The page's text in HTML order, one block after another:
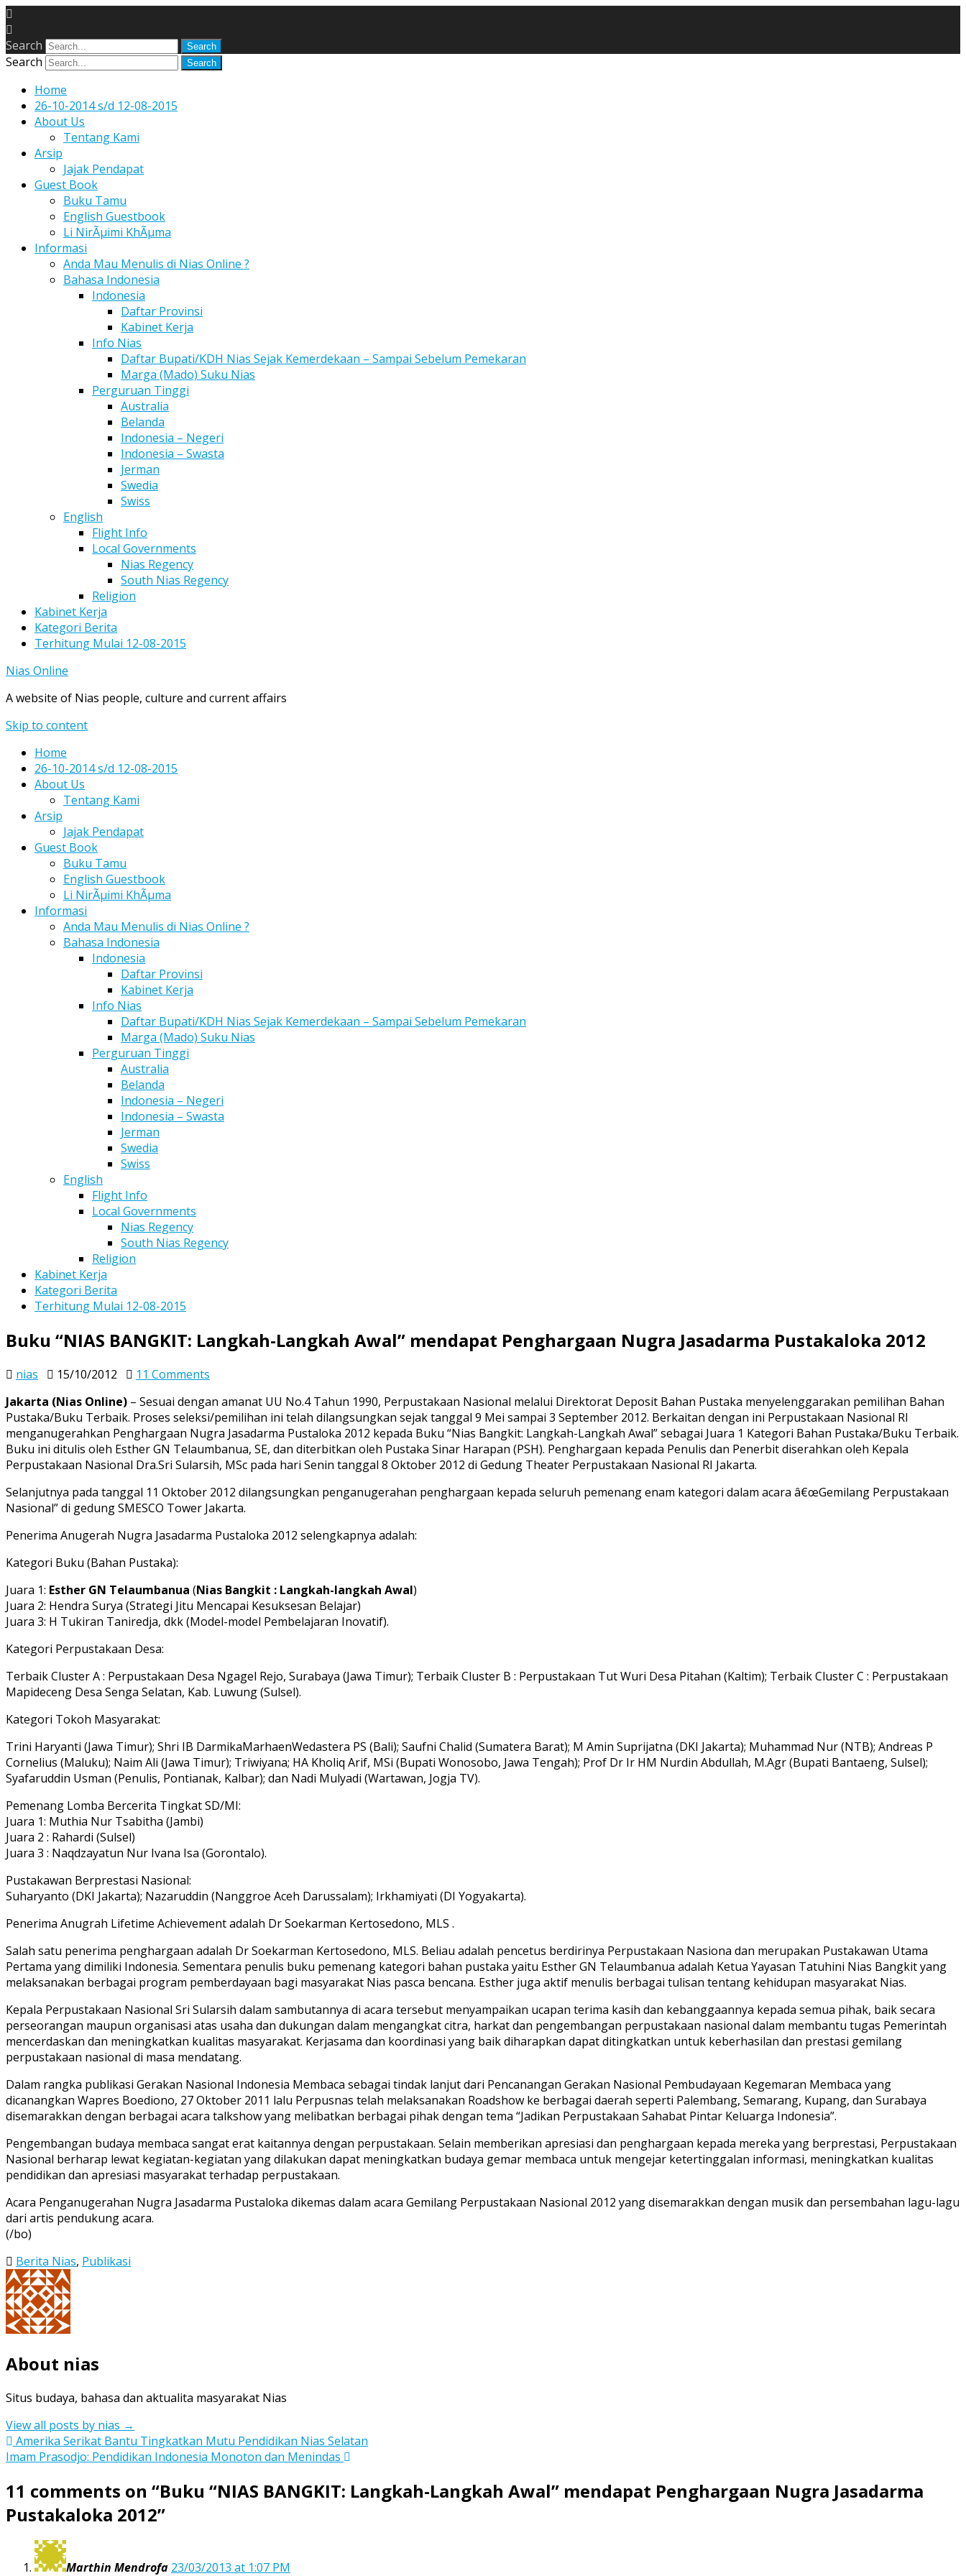
Search
Search
Home
26-10-2014 s/d 12-08-2015
About Us
Tentang Kami
Arsip
Jajak Pendapat
Guest Book
Buku Tamu
English Guestbook
Li NirÃµimi KhÃµma
Informasi
Anda Mau Menulis di Nias Online ?
Bahasa Indonesia
Indonesia
Daftar Provinsi
Kabinet Kerja
Info Nias
Daftar Bupati/KDH Nias Sejak Kemerdekaan – Sampai Sebelum Pemekaran
Marga (Mado) Suku Nias
Perguruan Tinggi
Australia
Belanda
Indonesia – Negeri
Indonesia – Swasta
Jerman
Swedia
Swiss
English
Flight Info
Local Governments
Nias Regency
South Nias Regency
Religion
Kabinet Kerja
Kategori Berita
Terhitung Mulai 12-08-2015
Nias Online
A website of Nias people, culture and current affairs
Skip to content
Home
26-10-2014 s/d 12-08-2015
About Us
Tentang Kami
Arsip
Jajak Pendapat
Guest Book
Buku Tamu
English Guestbook
Li NirÃµimi KhÃµma
Informasi
Anda Mau Menulis di Nias Online ?
Bahasa Indonesia
Indonesia
Daftar Provinsi
Kabinet Kerja
Info Nias
Daftar Bupati/KDH Nias Sejak Kemerdekaan – Sampai Sebelum Pemekaran
Marga (Mado) Suku Nias
Perguruan Tinggi
Australia
Belanda
Indonesia – Negeri
Indonesia – Swasta
Jerman
Swedia
Swiss
English
Flight Info
Local Governments
Nias Regency
South Nias Regency
Religion
Kabinet Kerja
Kategori Berita
Terhitung Mulai 12-08-2015
Buku “NIAS BANGKIT: Langkah-Langkah Awal” mendapat Penghargaan Nugra Jasadarma Pustakaloka 2012
nias 15/10/2012 11 Comments
“NIAS
BANGKIT:
Langkah-
Langkah
Awal”
mendapat
Penghargaan
Nugra
Jasadarma
Jakarta (Nias Online) – Sesuai dengan amanat UU No.4 Tahun 1990, Perpustakaan Nasional melalui Direktorat Deposit Bahan Pustaka menyelenggarakan pemilihan Bahan
Pustaka/Buku Terbaik. Proses seleksi/pemilihan ini telah dilangsungkan sejak tanggal 9 Mei sampai 3 September 2012. Berkaitan dengan ini Perpustakaan Nasional RI
menganugerahkan Penghargaan Nugra Jasadarma Pustaloka 2012 kepada Buku “Nias Bangkit: Langkah-Langkah Awal” sebagai Juara 1 Kategori Bahan Pustaka/Buku Terbaik.
Buku ini ditulis oleh Esther GN Telaumbanua, SE, dan diterbitkan oleh Pustaka Sinar Harapan (PSH). Penghargaan kepada Penulis dan Penerbit diserahkan oleh Kepala
Perpustakaan Nasional Dra.Sri Sularsih, MSc pada hari Senin tanggal 8 Oktober 2012 di Gedung Theater Perpustakaan Nasional RI Jakarta.
Selanjutnya pada tanggal 11 Oktober 2012 dilangsungkan penganugerahan penghargaan kepada seluruh pemenang enam kategori dalam acara â€œGemilang Perpustakaan
Nasional” di gedung SMESCO Tower Jakarta.
Penerima Anugerah Nugra Jasadarma Pustaloka 2012 selengkapnya adalah:
Kategori Buku (Bahan Pustaka):
Juara 1: Esther GN Telaumbanua (Nias Bangkit : Langkah-langkah Awal)
Juara 2: Hendra Surya (Strategi Jitu Mencapai Kesuksesan Belajar)
Juara 3: H Tukiran Taniredja, dkk (Model-model Pembelajaran Inovatif).
Kategori Perpustakaan Desa:
Terbaik Cluster A : Perpustakaan Desa Ngagel Rejo, Surabaya (Jawa Timur); Terbaik Cluster B : Perpustakaan Tut Wuri Desa Pitahan (Kaltim); Terbaik Cluster C : Perpustakaan
Mapideceng Desa Senga Selatan, Kab. Luwung (Sulsel).
Kategori Tokoh Masyarakat:
Trini Haryanti (Jawa Timur); Shri IB DarmikaMarhaenWedastera PS (Bali); Saufni Chalid (Sumatera Barat); M Amin Suprijatna (DKI Jakarta); Muhammad Nur (NTB); Andreas P
Cornelius (Maluku); Naim Ali (Jawa Timur); Triwiyana; HA Kholiq Arif, MSi (Bupati Wonosobo, Jawa Tengah); Prof Dr Ir HM Nurdin Abdullah, M.Agr (Bupati Bantaeng, Sulsel);
Syafaruddin Usman (Penulis, Pontianak, Kalbar); dan Nadi Mulyadi (Wartawan, Jogja TV).
Pemenang Lomba Bercerita Tingkat SD/MI:
Juara 1: Muthia Nur Tsabitha (Jambi)
Juara 2 : Rahardi (Sulsel)
Juara 3 : Naqdzayatun Nur Ivana Isa (Gorontalo).
Pustakawan Berprestasi Nasional:
Suharyanto (DKI Jakarta); Nazaruddin (Nanggroe Aceh Darussalam); Irkhamiyati (DI Yogyakarta).
Penerima Anugrah Lifetime Achievement adalah Dr Soekarman Kertosedono, MLS .
Salah satu penerima penghargaan adalah Dr Soekarman Kertosedono, MLS. Beliau adalah pencetus berdirinya Perpustakaan Nasiona dan merupakan Pustakawan Utama
Pertama yang dimiliki Indonesia. Sementara penulis buku pemenang kategori bahan pustaka yaitu Esther GN Telaumbanua adalah Ketua Yayasan Tatuhini Nias Bangkit yang
melaksanakan berbagai program pemberdayaan bagi masyarakat Nias pasca bencana. Esther juga aktif menulis berbagai tulisan tentang kehidupan masyarakat Nias.
Kepala Perpustakaan Nasional Sri Sularsih dalam sambutannya di acara tersebut menyampaikan ucapan terima kasih dan kebanggaannya kepada semua pihak, baik secara
perseorangan maupun organisasi atas usaha dan dukungan dalam mengangkat citra, harkat dan pengembangan perpustakaan nasional dalam membantu tugas Pemerintah
mencerdaskan dan meningkatkan kualitas masyarakat. Kerjasama dan koordinasi yang baik diharapkan dapat ditingkatkan untuk keberhasilan dan prestasi gemilang
perpustakaan nasional di masa mendatang.
Dalam rangka publikasi Gerakan Nasional Indonesia Membaca sebagai tindak lanjut dari Pencanangan Gerakan Nasional Pembudayaan Kegemaran Membaca yang
dicanangkan Wapres Boediono, 27 Oktober 2011 lalu Perpusnas telah melaksanakan Roadshow ke berbagai daerah seperti Palembang, Semarang, Kupang, dan Surabaya
disemarakkan dengan berbagai acara talkshow yang melibatkan berbagai pihak dengan tema “Jadikan Perpustakaan Sahabat Pintar Keluarga Indonesia”.
Pengembangan budaya membaca sangat erat kaitannya dengan perpustakaan. Selain memberikan apresiasi dan penghargaan kepada mereka yang berprestasi, Perpustakaan
Nasional berharap lewat kegiatan-kegiatan yang dilakukan dapat meningkatkan budaya gemar membaca untuk mengejar ketertinggalan informasi, meningkatkan kualitas
pendidikan dan apresiasi masyarakat terhadap perpustakaan.
Acara Penganugerahan Nugra Jasadarma Pustaloka dikemas dalam acara Gemilang Perpustakaan Nasional 2012 yang disemarakkan dengan musik dan persembahan lagu-lagu
dari artis pendukung acara.
(/bo)
Berita Nias, Publikasi
About nias
Situs budaya, bahasa dan aktualita masyarakat Nias
View all posts by nias →
Post
navigation
Amerika Serikat Bantu Tingkatkan Mutu Pendidikan Nias Selatan
Imam Prasodjo: Pendidikan Indonesia Monoton dan Menindas
11 comments on “Buku “NIAS BANGKIT: Langkah-Langkah Awal” mendapat Penghargaan Nugra Jasadarma
Pustakaloka 2012”
Marthin Mendrofa 23/03/2013 at 1:07 PM